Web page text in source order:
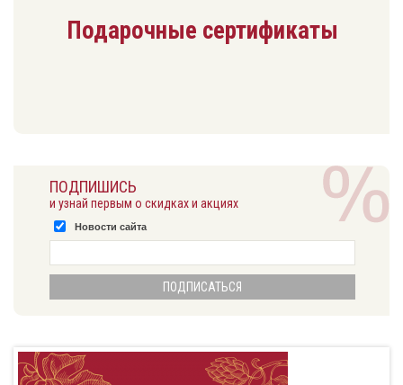
Подарочные сертификаты
ПОДПИШИСЬ
и узнай первым о скидках и акциях
Новости сайта